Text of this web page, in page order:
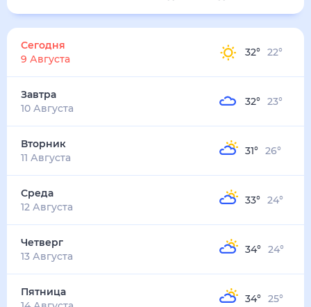
Сегодня
9 Августа
32° 22°
Завтра
10 Августа
32° 23°
Вторник
11 Августа
31° 26°
Среда
12 Августа
33° 24°
Четверг
13 Августа
34° 24°
Пятница
34° 25°